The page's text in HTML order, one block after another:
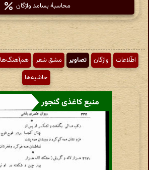
محاسبهٔ بسامد واژگان
اطّلاعات واژگان تصاویر مشق شعر هم‌آهنگ‌ها
حاشیه‌ها
منبع کاغذی گنجور